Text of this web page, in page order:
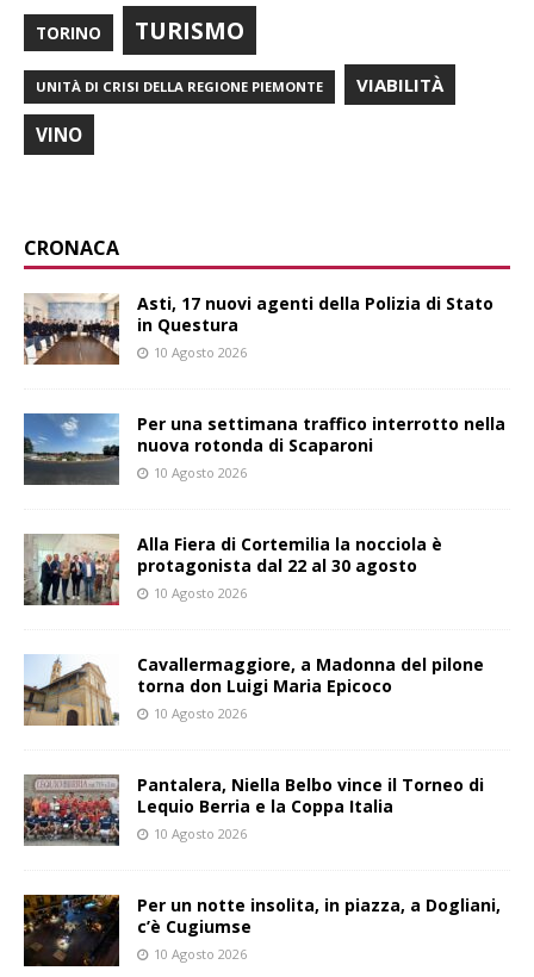
TORINO TURISMO
UNITÀ DI CRISI DELLA REGIONE PIEMONTE VIABILITÀ
VINO
CRONACA
Asti, 17 nuovi agenti della Polizia di Stato
in Questura
10 Agosto 2026
Per una settimana traffico interrotto nella
nuova rotonda di Scaparoni
10 Agosto 2026
Alla Fiera di Cortemilia la nocciola è
protagonista dal 22 al 30 agosto
10 Agosto 2026
Cavallermaggiore, a Madonna del pilone
torna don Luigi Maria Epicoco
10 Agosto 2026
Pantalera, Niella Belbo vince il Torneo di
Lequio Berria e la Coppa Italia
10 Agosto 2026
Per un notte insolita, in piazza, a Dogliani,
c’è Cugiumse
10 Agosto 2026